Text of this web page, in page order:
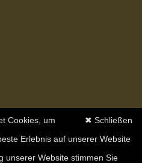
✖ Schließen
Cookies, um
Erlebnis auf unserer Website
unserer Website stimmen Sie